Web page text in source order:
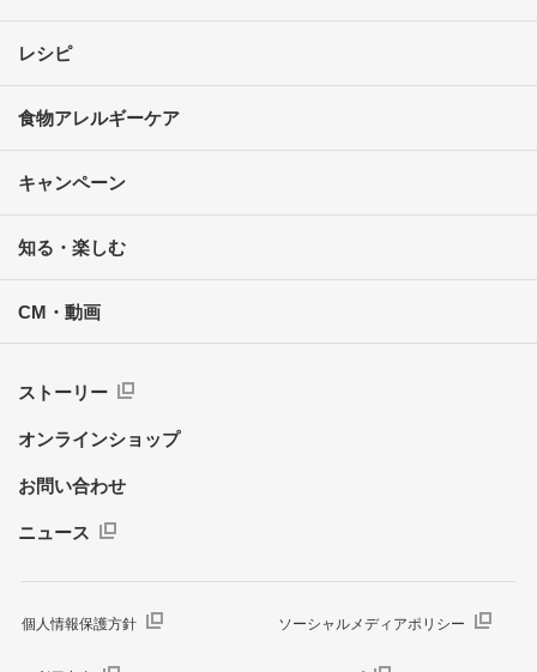
レシピ
食物アレルギーケア
キャンペーン
知る・楽しむ
CM・動画
ストーリー
オンラインショップ
お問い合わせ
ニュース
個人情報保護方針 ソーシャルメディアポリシー